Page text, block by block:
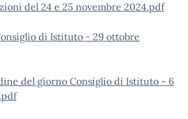
del 24 e 25 novembre 2024.pdf
di Istituto - 29 ottobre
del giorno Consiglio di Istituto - 6